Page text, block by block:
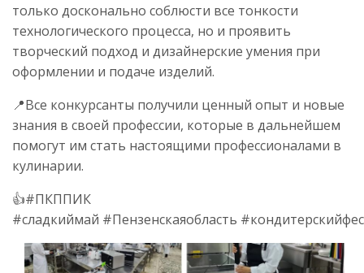
только досконально соблюсти все тонкости
технологического процесса, но и проявить
творческий подход и дизайнерские умения при
оформлении и подаче изделий.
📍Все конкурсанты получили ценный опыт и новые
знания в своей профессии, которые в дальнейшем
помогут им стать настоящими профессионалами в
кулинарии.
👍#ПКППИК
#сладкиймай #Пензенскаяобласть